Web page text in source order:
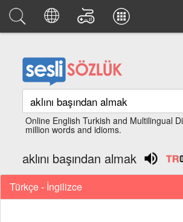
Online English Turkish and Multilingual
million words and idioms.
aklını başından almak
Türkçe - İngilizce